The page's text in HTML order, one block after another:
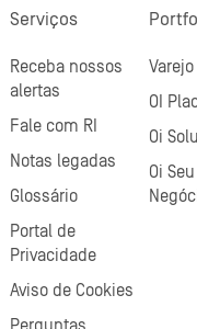
Serviços
Receba nossos
alertas
Fale com RI
Notas legadas
Glossário
Portal de
Privacidade
Aviso de Cookies
Perguntas
Varejo
OI
Oi
Oi Seu